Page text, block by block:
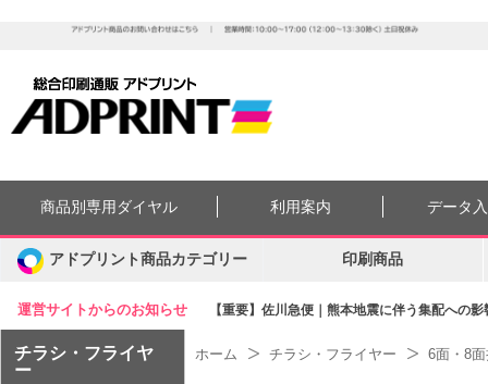
運営サイトからのお知らせ 【重要】佐川急便｜熊本地震に伴う集配への
商品別専用ダイヤル 利用案内 データ
アドプリント商品カテゴリー 印刷商品
チラシ・フライヤ
ー
ホーム チラシ・フライヤー 6面・8